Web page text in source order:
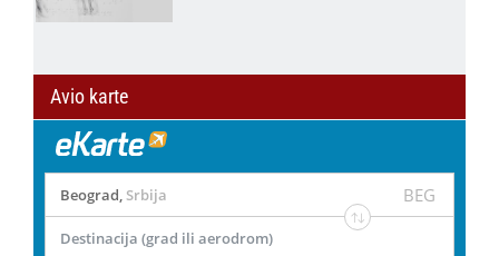
Avio karte
Beograd Srbija BEG
Destinacija (grad ili aerodrom)